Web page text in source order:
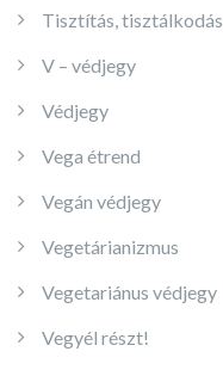
Tisztítás, tisztálkodás
V – védjegy
Védjegy
Vega étrend
Vegán védjegy
Vegetárianizmus
Vegetariánus védjegy
Vegyél részt!